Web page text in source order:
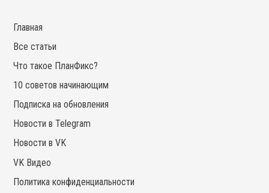
Главная
Все статьи
Что такое ПланФикс?
10 советов начинающим
Подписка на обновления
Новости в Telegram
Новости в VK
VK Видео
Политика конфиденциальности